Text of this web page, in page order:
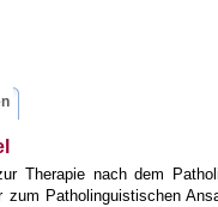
Therapie nach dem
zum Patholinguistischen